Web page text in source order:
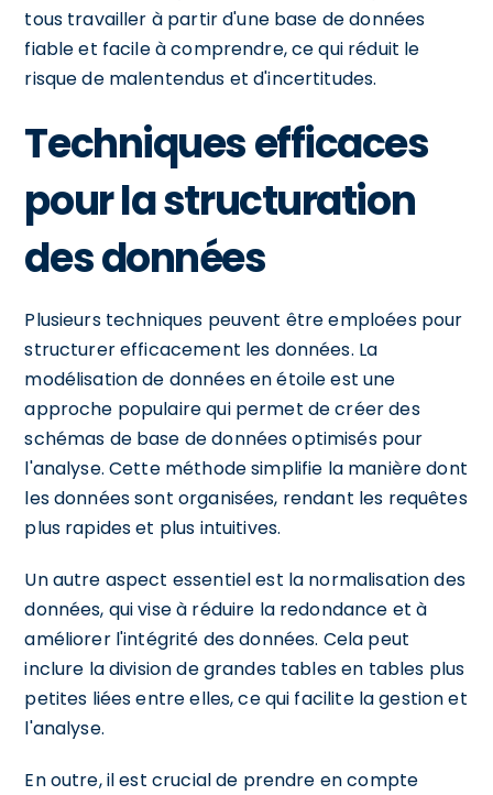
tous travailler à partir d'une base de données
fiable et facile à comprendre, ce qui réduit le
risque de malentendus et d'incertitudes.
Techniques efficaces
pour la structuration
des données
Plusieurs techniques peuvent être emploées pour
structurer efficacement les données. La
modélisation de données en étoile est une
approche populaire qui permet de créer des
schémas de base de données optimisés pour
l'analyse. Cette méthode simplifie la manière dont
les données sont organisées, rendant les requêtes
plus rapides et plus intuitives.
Un autre aspect essentiel est la normalisation des
données, qui vise à réduire la redondance et à
améliorer l'intégrité des données. Cela peut
inclure la division de grandes tables en tables plus
petites liées entre elles, ce qui facilite la gestion et
l'analyse.
En outre, il est crucial de prendre en compte